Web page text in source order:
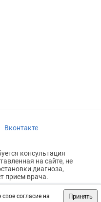
согласие на
Принять
Вконтакте
консультация
на сайте, не
диагноза,
прием врача.